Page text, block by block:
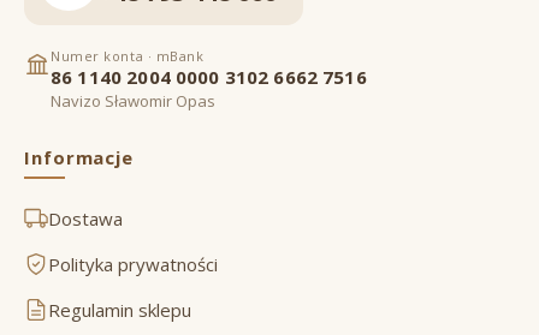
Numer konta · mBank
86 1140 2004 0000 3102 6662 7516
Navizo Sławomir Opas
Informacje
Dostawa
Polityka prywatności
Regulamin sklepu